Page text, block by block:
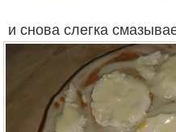
и снова слегка